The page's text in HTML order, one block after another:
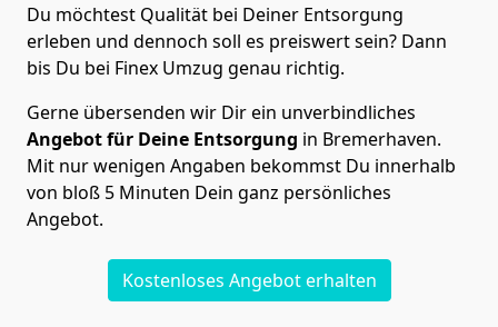
Du möchtest Qualität bei Deiner Entsorgung
erleben und dennoch soll es preiswert sein? Dann
bis Du bei Finex Umzug genau richtig.
Gerne übersenden wir Dir ein unverbindliches
Angebot für Deine Entsorgung in Bremer­haven.
Mit nur wenigen Angaben bekommst Du innerhalb
von bloß 5 Minuten Dein ganz persönliches
Angebot.
Kostenloses Angebot erhalten